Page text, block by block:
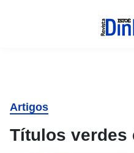
Artigos
Títulos verdes